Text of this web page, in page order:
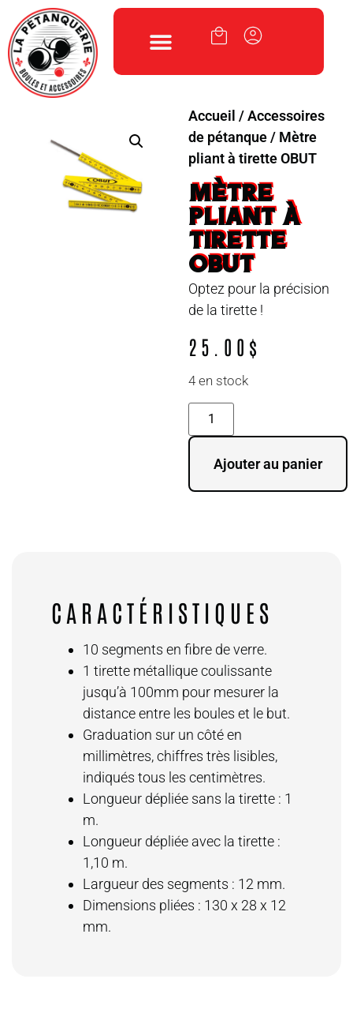
Accueil /Accessoires
de pétanque/ Mètre
pliant à tirette OBUT
MÈTRE
PLIANT À
TIRETTE
OBUT
Optez pour la précision
de la tirette !
25.00 $
4 en stock
Ajouter au panier
CARACTÉRISTIQUES
10 segments en fibre de verre.
1 tirette métallique coulissante
jusqu’à 100mm pour mesurer la
distance entre les boules et le but.
Graduation sur un côté en
millimètres, chiffres très lisibles,
indiqués tous les centimètres.
Longueur dépliée sans la tirette : 1
m.
Longueur dépliée avec la tirette :
1,10 m.
Largueur des segments : 12 mm.
Dimensions pliées : 130 x 28 x 12
mm.